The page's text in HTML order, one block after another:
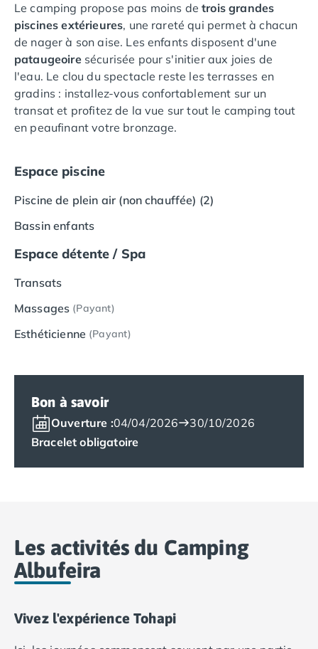
Camping Val-de-Marne
Camping Languedoc-Roussillon
Camping Aude
Camping Gruissan
Camping Narbonne-Plage
Camping Sigean
Camping Gard
Camping Aigues-Mortes
Camping Nîmes
Camping Hérault
Camping Agde
Camping La Grande Motte
Camping Marseillan-Plage
Camping Palavas-les-Flots
Camping Sète
Camping Valras-Plage
Camping Vias-Plage
Camping Collioure
Camping Le Barcarès
Camping Perpignan
Camping Limousin
Camping Midi-Pyrénées
Camping Aveyron
Camping Millau
Camping Gers
Camping Lot
Le camping propose pas moins detrois grandes
piscines extérieures, une rareté qui permet à chacun
de nager à son aise. Les enfants disposent d'une
pataugeoiresécurisée pour s'initier aux joies de
l'eau. Le clou du spectacle reste les terrasses en
gradins : installez-vous confortablement sur un
transat et profitez de la vue sur tout le camping tout
en peaufinant votre bronzage.
Espace piscine
Piscine de plein air (non chauffée) (2)
Bassin enfants
Espace détente / Spa
Transats
Massages (Payant)
Esthéticienne (Payant)
Bon à savoir
Ouverture :04/04/2026
30/10/2026
Bracelet obligatoire
Les activités du Camping
Albufeira
Vivez l'expérience Tohapi